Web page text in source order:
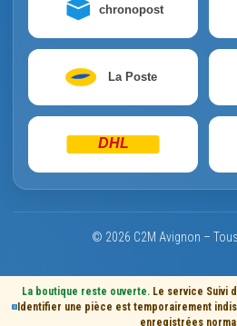
chronopost
La Poste
DHL
© 2026 C2M Avignon –
La boutique reste ouverte.Le service Suivi
Identifier une pièce est temporairement
enregistrées